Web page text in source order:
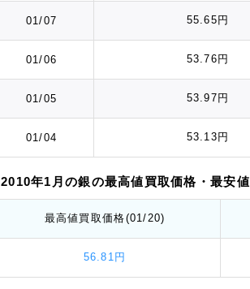
01/07 55.65円
01/06 53.76円
01/05 53.97円
01/04 53.13円
2010年1月の銀の最高値買取価格 ・最安値
最高値買取価格(01/20)
56.81円